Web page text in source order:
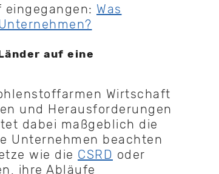
eingegangen: Was
auf eine
Wirtschaft
und Herausforderungen
dabei maßgeblich die
Unternehmen beachten
wie die CSRD oder
ihre Abläufe